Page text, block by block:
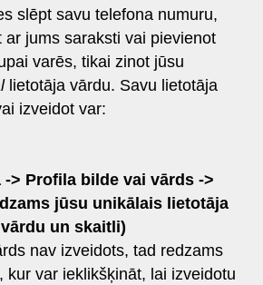
slēpt savu telefona numuru,
ar jums saraksti vai pievienot
varēs, tikai zinot jūsu
lietotāja vārdu. Savu lietotāja
izveidot var:
> Profila bilde vai vārds ->
jūsu unikālais lietotāja
un skaitli)
nav izveidots, tad redzams
kur var ieklikšķināt, lai izveidotu